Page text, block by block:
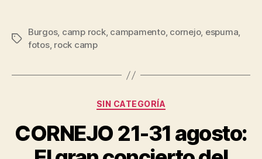
Burgos, camp rock, campamento, cornejo, espuma,
fotos, rock camp
SIN CATEGORÍA
CORNEJO 21-31 agosto: